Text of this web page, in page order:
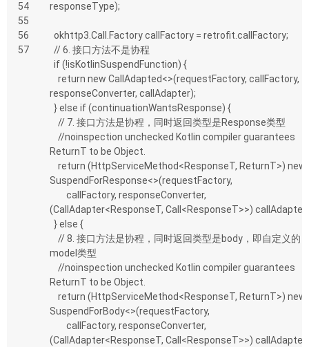
54
55
56
57
responseType);
  okhttp3.Call.Factory callFactory = retrofit.callFactory;
  // 6. 接口方法不是协程
  if (!isKotlinSuspendFunction) {
responseConverter, callAdapter);
  } else if (continuationWantsResponse) {
    // 7. 接口方法是协程，同时返回类型是Response类型
ReturnT to be Object.
SuspendForResponse<>(requestFactory,
(CallAdapter<ResponseT, Call<ResponseT>>)
  } else {
model类型
ReturnT to be Object.
SuspendForBody<>(requestFactory,
(CallAdapter<ResponseT, Call<ResponseT>>) callAdapter,